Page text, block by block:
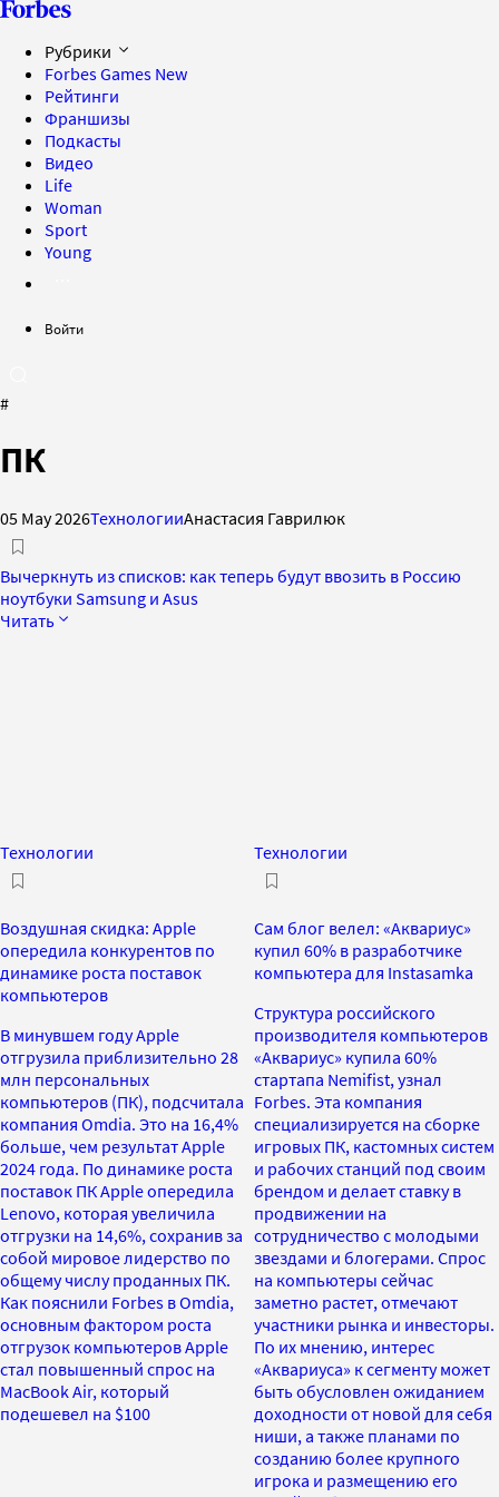
Рубрики
Forbes Games New
Рейтинги
Франшизы
Подкасты
Видео
Life
Woman
Sport
Young
Войти
#
ПК
05 May 2026ТехнологииАнастасия Гаврилюк
Вычеркнуть из списков: как теперь будут ввозить в Россию
ноутбуки Samsung и Asus
Читать
Технологии
Воздушная скидка: Apple
опередила конкурентов по
динамике роста поставок
компьютеров
В минувшем году Apple
отгрузила приблизительно 28
млн персональных
компьютеров (ПК), подсчитала
компания Omdia. Это на 16,4%
больше, чем результат Apple
2024 года. По динамике роста
поставок ПК Apple опередила
Lenovo, которая увеличила
отгрузки на 14,6%, сохранив за
собой мировое лидерство по
общему числу проданных ПК.
Как пояснили Forbes в Omdia,
основным фактором роста
отгрузок компьютеров Apple
стал повышенный спрос на
MacBook Air, который
подешевел на $100
Технологии
Сам блог велел: «Аквариус»
купил 60% в разработчике
компьютера для Instasamka
Структура российского
производителя компьютеров
«Аквариус» купила 60%
стартапа Nemifist, узнал
Forbes. Эта компания
специализируется на сборке
игровых ПК, кастомных систем
и рабочих станций под своим
брендом и делает ставку в
продвижении на
сотрудничество с молодыми
звездами и блогерами. Спрос
на компьютеры сейчас
заметно растет, отмечают
участники рынка и инвесторы.
По их мнению, интерес
«Аквариуса» к сегменту может
быть обусловлен ожиданием
доходности от новой для себя
ниши, а также планами по
созданию более крупного
игрока и размещению его